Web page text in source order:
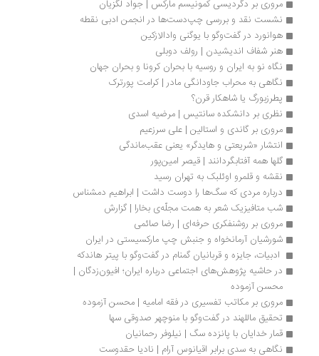
مروری بر دگردیسی کمونیسم مارکس | جواد لگزیان
نشست نقد و بررسی چپ‌دست‌ها در انجمن ادبی نقطه
هوانورد در گفت‌وگو با یوگنی وادالازکین
هنر شفاف اندیشیدن | رولف دوبلی
نگاه نو به ایران و روسیه با بحران کرونا و بحران جهان
نگاهی به محراب جاودانگی مادر | کرامت پورترک
پطرزبورگ یا شاهکار قرن؟
نظری بر دانشکده سانتیس | مرضیه اسدی
مروری بر گاندی و استالین | علی سرزعیم
انتشار «شریعتی و هایدگر» یعنی عقب‌ماندگی
گلها همه آفتابگردانند | قیصر امین‌پور
نقشه و قلمرو اوئلبک به تهران رسید
درباره مردی که سگ‌ها را دوست داشت | ابراهیم دمشناس
شب متافیزیک شعر به همت مجلّه‌ی بخارا | گزارش
مروری بر روشنفکری حرفه‌ای | رضا صائمی
شورشیان‌ آرمانخواه و جنبش‌ چپ‌ مارکسیستی‌ در ایران
ادبیات، جایزه و قربانیان گمنام در گفت‌وگو با پیتر هاندکه
در حاشیه پژوهش‌های اجتماعی درباره ایران؛ افیون‌زدگان |
محسن آزموده
مروری بر مکاتب تفسیری در فقه امامیه | محسن آزموده
تحقیق ماللهند در گفت‌وگو با منوچهر صدوقی سها
قمار خدایان با پانزده سگ | نیلوفر رحمانیان
نگاهی به سدی برابر اقیانوس آرام | نادیا حقدوست